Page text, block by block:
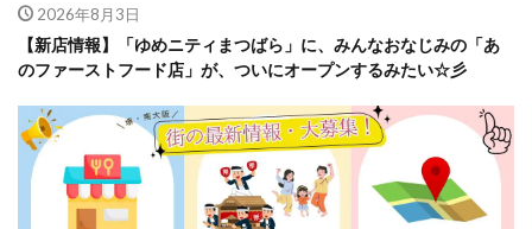
2026年8月3日
【新店情報】「ゆめニティまつばら」に、みんなおなじみの「あ
のファーストフード店」が、ついにオープンするみたい☆彡